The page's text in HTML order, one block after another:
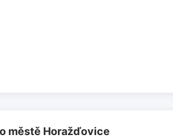
městě Horažďovice